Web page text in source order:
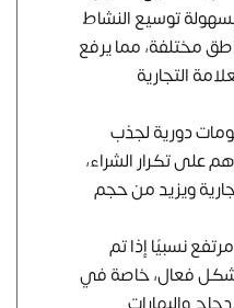
توسيع النشاط
مختلفة، مما يرفع
التجارية
دورية لجذب
على تكرار الشراء،
ويزيد من حجم
نسبيًا إذا تم
بشكل فعال، خاصة في